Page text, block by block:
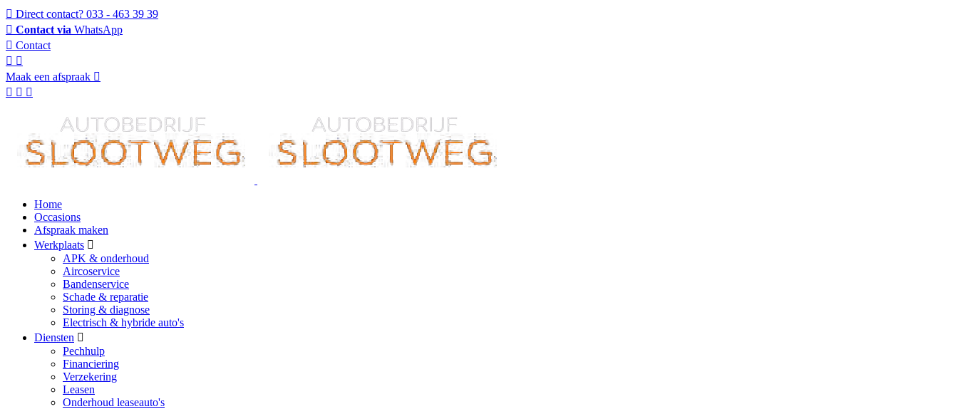
Direct contact? 033 - 463 39 39
Contact via WhatsApp
Contact
Maak een afspraak
Home
Occasions
Afspraak maken
Werkplaats
APK & onderhoud
Aircoservice
Bandenservice
Schade & reparatie
Storing & diagnose
Electrisch & hybride auto's
Diensten
Pechhulp
Financiering
Verzekering
Leasen
Onderhoud leaseauto's